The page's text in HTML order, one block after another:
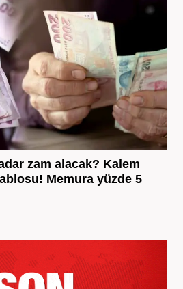
zam alacak? Kalem
Memura yüzde 5